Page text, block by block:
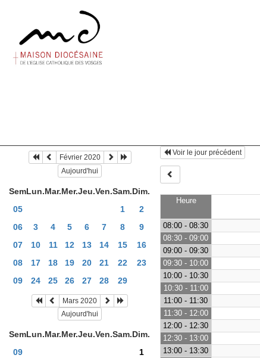
Février 2020
Aujourd'hui
SemLun.Mar.Mer.Jeu.Ven.Sam.Dim.
05
1
2
06
3 4 5 6 7 8
9
07
10 11 12 13 14 15
16
08
17 18 19 20 21 22
23
09
24 25 26 27 28 29
Mars 2020
Aujourd'hui
SemLun.Mar.Mer.Jeu.Ven.Sam.Dim.
09
1
Heure
Voir le jour précédent
08:00 - 08:30
08:30 - 09:00
09:00 - 09:30
09:30 - 10:00
10:00 - 10:30
10:30 - 11:00
11:00 - 11:30
11:30 - 12:00
12:00 - 12:30
12:30 - 13:00
13:00 - 13:30